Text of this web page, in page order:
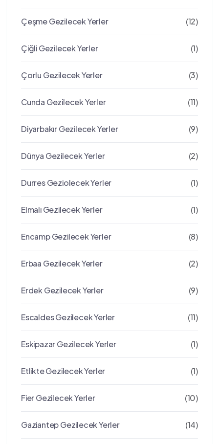
Çeşme Gezilecek Yerler (12)
Çiğli Gezilecek Yerler (1)
Çorlu Gezilecek Yerler (3)
Cunda Gezilecek Yerler (11)
Diyarbakır Gezilecek Yerler (9)
Dünya Gezilecek Yerler (2)
Durres Geziolecek Yerler (1)
Elmalı Gezilecek Yerler (1)
Encamp Gezilecek Yerler (8)
Erbaa Gezilecek Yerler (2)
Erdek Gezilecek Yerler (9)
Escaldes Gezilecek Yerler (11)
Eskipazar Gezilecek Yerler (1)
Etlikte Gezilecek Yerler (1)
Fier Gezilecek Yerler (10)
Gaziantep Gezilecek Yerler (14)